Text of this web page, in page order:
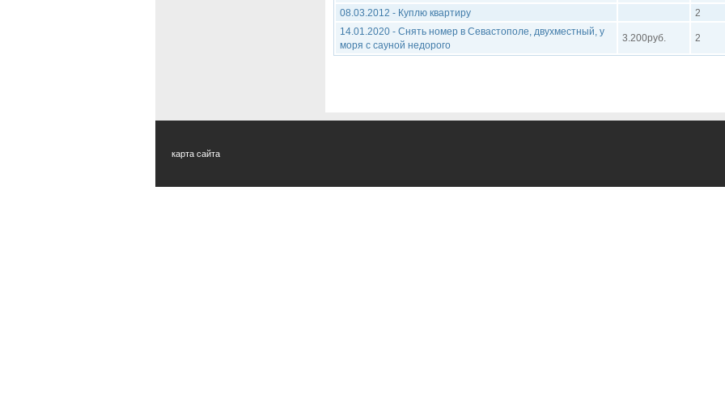
08.03.2012 - Куплю квартиру
2
14.01.2020 - Снять номер в Севастополе, двухместный, у
моря с сауной недорого
3.200руб. 2
карта сайта